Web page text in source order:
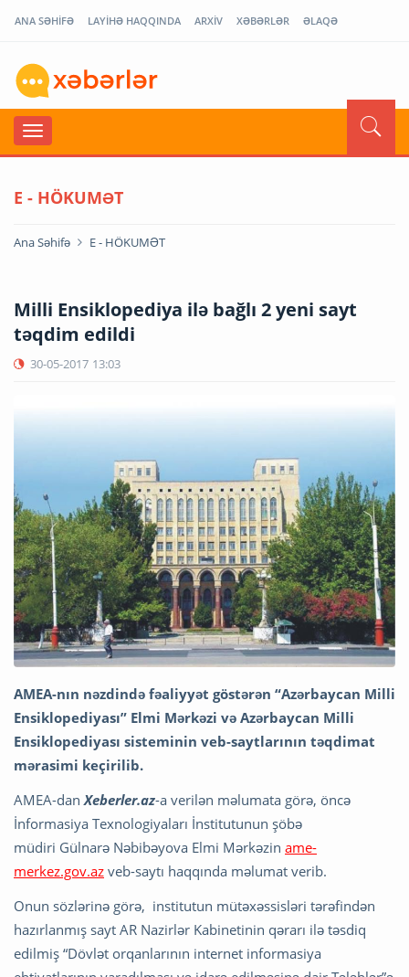
ANA SƏHİFƏ LAYİHƏ HAQQINDA ARXİV XƏBƏRLƏR ƏLAQƏ
E - HÖKUMƏT
Ana Səhifə E - HÖKUMƏT
Milli Ensiklopediya ilə bağlı 2 yeni sayt
təqdim edildi
30-05-2017 13:03
AMEA-nın nəzdində fəaliyyət göstərən “Azərbaycan Milli
Ensiklopediyası” Elmi Mərkəzi və Azərbaycan Milli
Ensiklopediyası sisteminin veb-saytlarının təqdimat
mərasimi keçirilib.
AMEA-dan Xeberler.az-a verilən məlumata görə, öncə
İnformasiya Texnologiyaları İnstitutunun şöbə
müdiri Gülnarə Nəbibəyova Elmi Mərkəzin ame-
merkez.gov.az veb-saytı haqqında məlumat verib.
Onun sözlərinə görə, institutun mütəxəssisləri tərəfindən
hazırlanmış sayt AR Nazirlər Kabinetinin qərarı ilə təsdiq
edilmiş “Dövlət orqanlarının internet informasiya